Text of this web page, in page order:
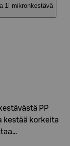
1l mikronkestävä
PP
kestää korkeita